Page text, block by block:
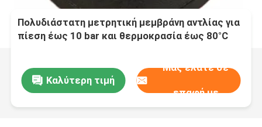
Πολυδιάστατη μετρητική μεμβράνη αντλίας για
πίεση έως 10 bar και θερμοκρασία έως 80°C
Καλύτερη τιμή
Μας ελάτε σε
επαφή με